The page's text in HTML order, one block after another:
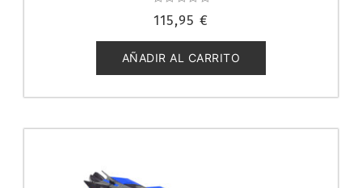
con
de
5
115,95 €
AÑADIR AL CARRITO